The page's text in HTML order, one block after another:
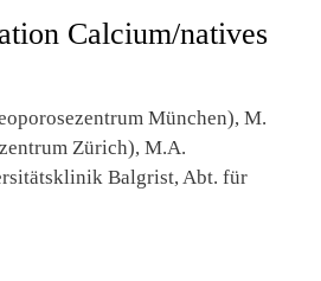
Calcium/natives
München), M.
Zürich), M.A.
Balgrist, Abt. für